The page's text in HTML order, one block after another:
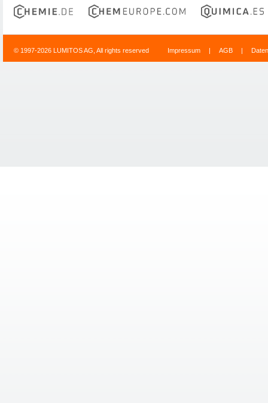
© 1997-2026 LUMITOS AG, All rights reserved Impressum | AGB |